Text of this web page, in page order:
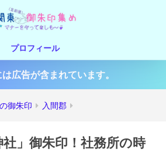
プロフィール
広告が含まれています。
御朱印 入間郡
社」御朱印！社務所の時